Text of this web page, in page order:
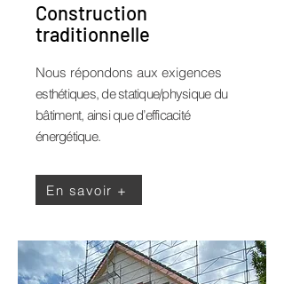
Construction
traditionnelle
Nous répondons aux exigences
esthétiques, de statique/physique du
bâtiment, ainsi que d’efficacité
énergétique.
En savoir +